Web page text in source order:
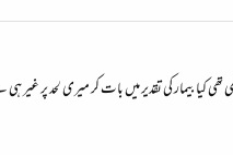
کیا بیمار کی تقدیر میں بات کر میری لحد